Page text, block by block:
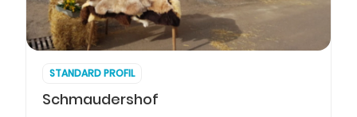
STANDARD PROFIL
Schmaudershof